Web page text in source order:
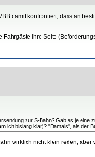
damit konfrontiert, dass an
Fahrgäste ihre Seite
zur S-Bahn? Gab es je eine
ich bislang klar)? "Damals", als der
wirklich nicht klein reden,